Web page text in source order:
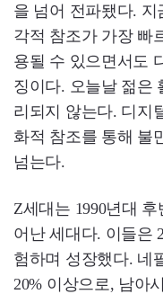
을 넘어 전파됐다. 지
각적 참조가 가장 빠
용될 수 있으면서도
징이다. 오늘날 젊은
리되지 않는다. 디지
화적 참조를 통해 불
넘는다.
Z세대는 1990년대
어난 세대다. 이들은
험하며 성장했다. 네
20% 이상으로, 남아